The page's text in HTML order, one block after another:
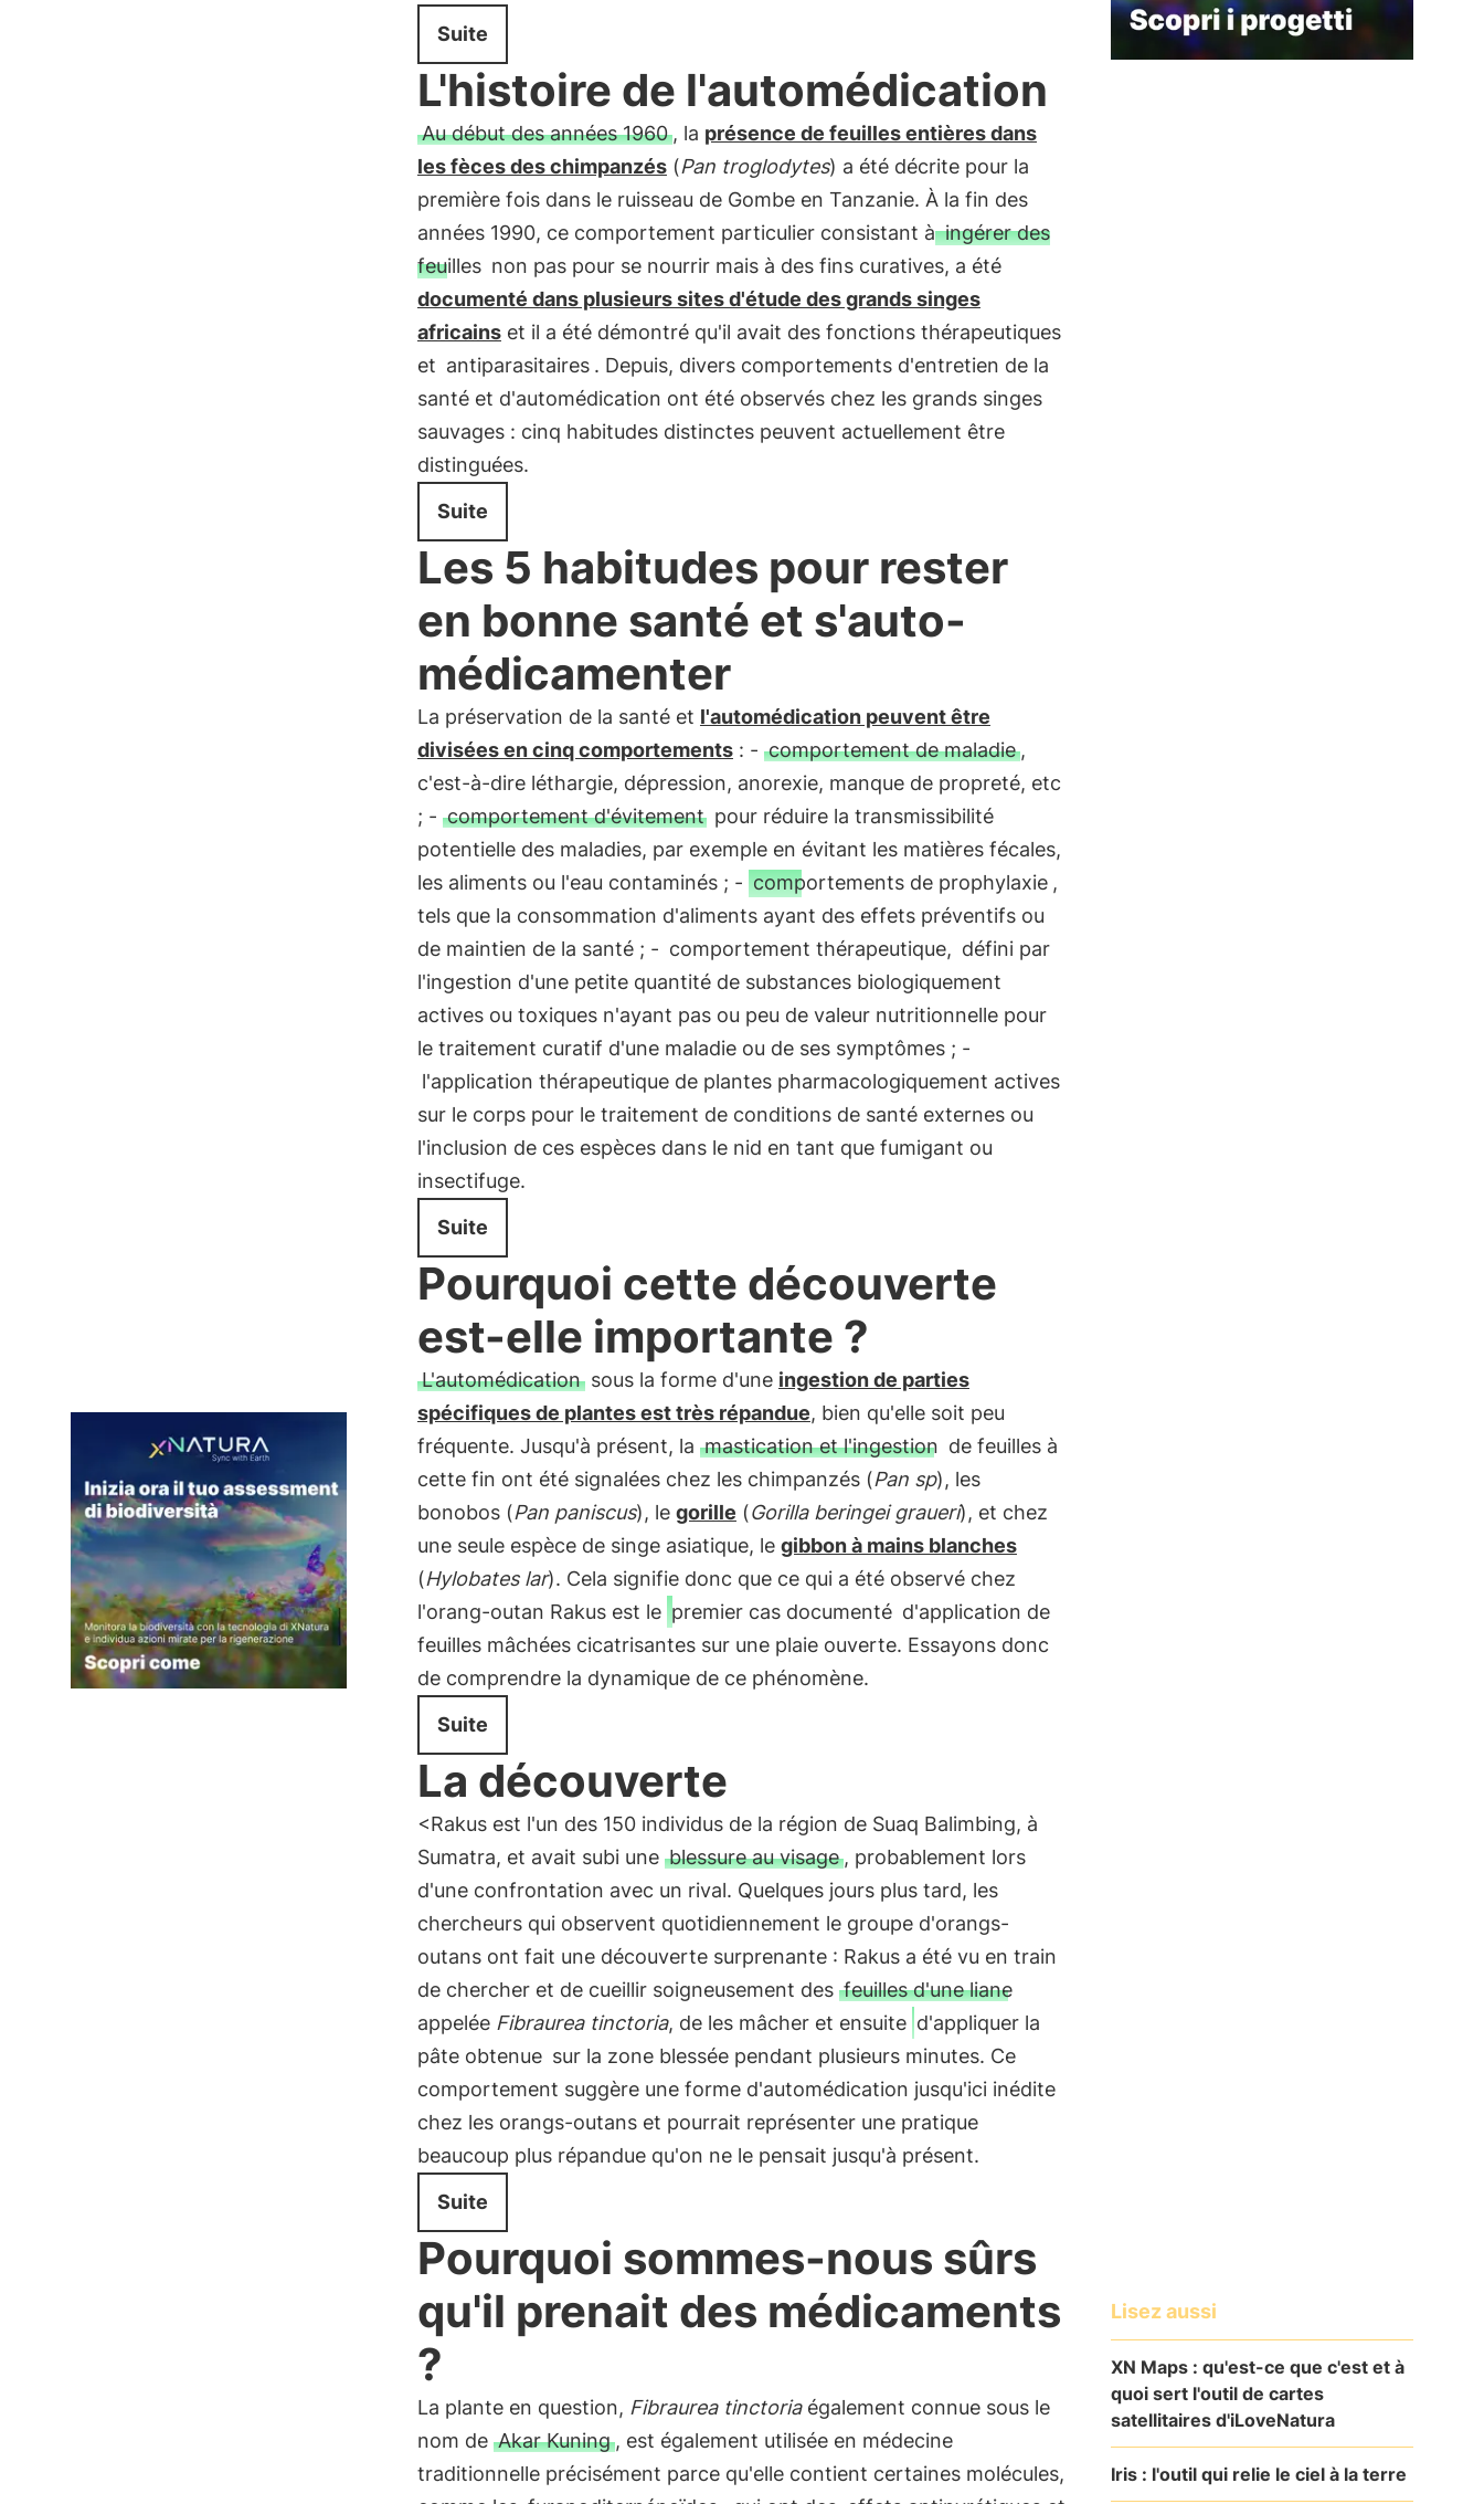
Suite
L'histoire de l'automédication
Au début des années 1960, la présence de feuilles entières dans
les fèces des chimpanzés(Pan troglodytes) a été décrite pour la
première fois dans le ruisseau de Gombe en Tanzanie. À la fin des
années 1990, ce comportement particulier consistant à ingérer des
feuilles non pas pour se nourrir mais à des fins curatives, a été
documenté dans plusieurs sites d'étude des grands singes
africainset il a été démontré qu'il avait des fonctions thérapeutiques
et antiparasitaires . Depuis, divers comportements d'entretien de la
santé et d'automédication ont été observés chez les grands singes
sauvages : cinq habitudes distinctes peuvent actuellement être
distinguées.
Suite
Les 5 habitudes pour rester
en bonne santé et s'auto-
médicamenter
La préservation de la santé et l'automédication peuvent être
divisées en cinq comportements: - comportement de maladie,
c'est-à-dire léthargie, dépression, anorexie, manque de propreté, etc
; - comportement d'évitement pour réduire la transmissibilité
potentielle des maladies, par exemple en évitant les matières fécales,
les aliments ou l'eau contaminés ; - comportements de prophylaxie ,
tels que la consommation d'aliments ayant des effets préventifs ou
de maintien de la santé ; - comportement thérapeutique, défini par
l'ingestion d'une petite quantité de substances biologiquement
actives ou toxiques n'ayant pas ou peu de valeur nutritionnelle pour
le traitement curatif d'une maladie ou de ses symptômes ; -
l'application thérapeutique de plantes pharmacologiquement actives
sur le corps pour le traitement de conditions de santé externes ou
l'inclusion de ces espèces dans le nid en tant que fumigant ou
insectifuge.
Suite
Pourquoi cette découverte
est-elle importante ?
L'automédicationsous la forme d'une ingestion de parties
spécifiques de plantes est très répandue, bien qu'elle soit peu
fréquente. Jusqu'à présent, la mastication et l'ingestion de feuilles à
cette fin ont été signalées chez les chimpanzés (Pan sp), les
bonobos (Pan paniscus), le gorille (Gorilla beringei graueri), et chez
une seule espèce de singe asiatique, le gibbon à mains blanches
(Hylobates lar). Cela signifie donc que ce qui a été observé chez
l'orang-outan Rakus est le premier cas documenté d'application de
feuilles mâchées cicatrisantes sur une plaie ouverte. Essayons donc
de comprendre la dynamique de ce phénomène.
Suite
La découverte
<Rakus est l'un des 150 individus de la région de Suaq Balimbing, à
Sumatra, et avait subi une blessure au visage, probablement lors
d'une confrontation avec un rival. Quelques jours plus tard, les
chercheurs qui observent quotidiennement le groupe d'orangs-
outans ont fait une découverte surprenante : Rakus a été vu en train
de chercher et de cueillir soigneusement des feuilles d'une liane
appelée Fibraurea tinctoria, de les mâcher et ensuite d'appliquer la
pâte obtenue sur la zone blessée pendant plusieurs minutes. Ce
comportement suggère une forme d'automédication jusqu'ici inédite
chez les orangs-outans et pourrait représenter une pratique
beaucoup plus répandue qu'on ne le pensait jusqu'à présent.
Suite
Pourquoi sommes-nous sûrs
qu'il prenait des médicaments
?
La plante en question, Fibraurea tinctoriaégalement connue sous le
nom de Akar Kuning, est également utilisée en médecine
traditionnelle précisément parce qu'elle contient certaines molécules,
Lisez aussi
XN Maps : qu'est-ce que c'est et à
quoi sert l'outil de cartes
satellitaires d'iLoveNatura
Iris : l'outil qui relie le ciel à la terre